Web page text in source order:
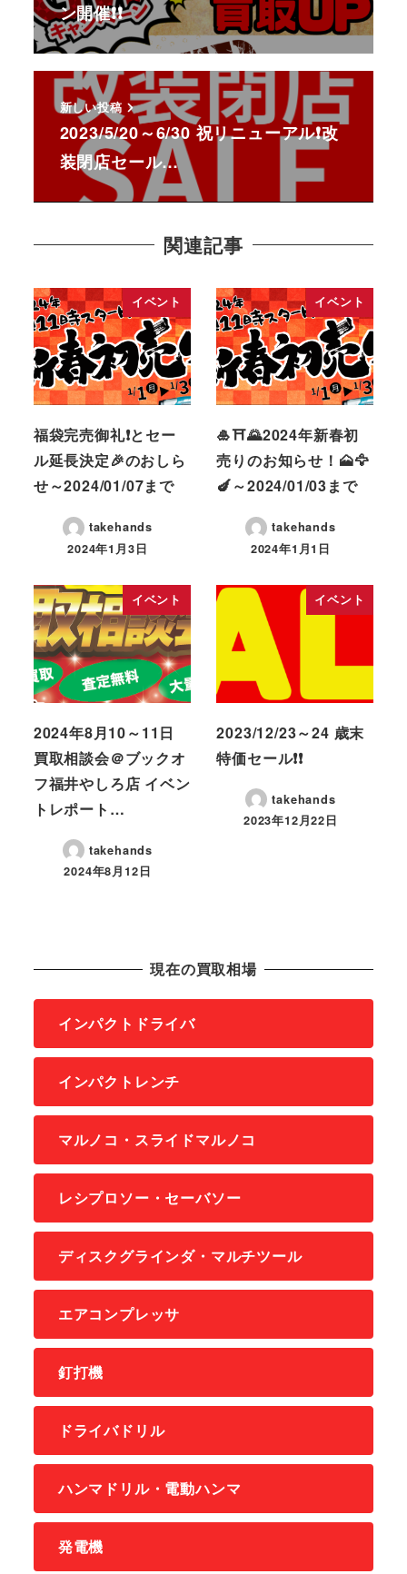
ン開催❗❗
新しい投稿
2023/5/20～6/30 祝リニューアル❗改
装閉店セール…
関連記事
イベント
福袋完売御礼❗とセー
ル延長決定🎉のおしら
せ～2024/01/07まで
takehands
2024年1月3日
イベント
🎍⛩️🌄2024年新春初
売りのお知らせ！🗻🦅
🍆～2024/01/03まで
takehands
2024年1月1日
イベント
2024年8月10～11日
買取相談会＠ブックオ
フ福井やしろ店 イベン
トレポート…
takehands
2024年8月12日
イベント
2023/12/23～24 歳末
特価セール❗❗
takehands
2023年12月22日
現在の買取相場
インパクトドライバ
インパクトレンチ
マルノコ・スライドマルノコ
レシプロソー・セーバソー
ディスクグラインダ・マルチツール
エアコンプレッサ
釘打機
ドライバドリル
ハンマドリル・電動ハンマ
発電機